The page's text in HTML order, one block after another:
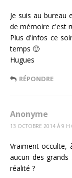
Je suis au
de mémoire c'est
Plus d'infos ce
temps 🙂
Hugues
RÉPONDRE
Anonyme
13 OCTOBRE 2014 Á 9 H
Vraiment occulte,
aucun des grands
réalité ?